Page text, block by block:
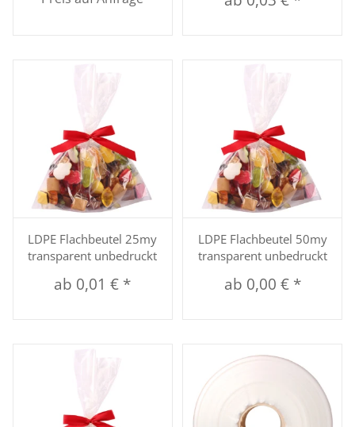
LDPE Flachbeutel 25my
transparent unbedruckt
ab 0,01 € *
LDPE Flachbeutel 50my
transparent unbedruckt
ab 0,00 € *